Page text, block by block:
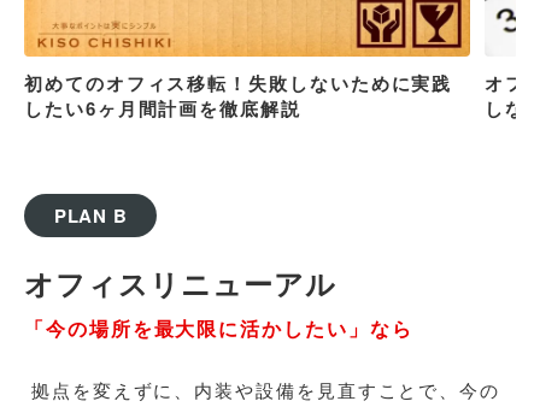
初めてのオフィス移転！失敗しないために実践
したい6ヶ月間計画を徹底解説
オフ
しな
PLAN B
オフィスリニューアル
「今の場所を最大限に活かしたい」なら
拠点を変えずに、内装や設備を見直すことで、今の